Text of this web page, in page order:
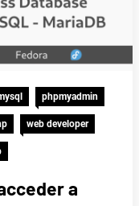
phpmyadmin
web developer
a